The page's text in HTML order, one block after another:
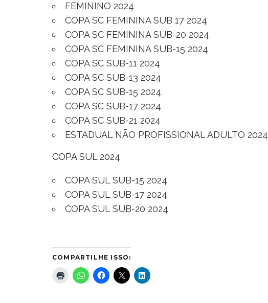
FEMININO 2024
COPA SC FEMININA SUB 17 2024
COPA SC FEMININA SUB-20 2024
COPA SC FEMININA SUB-15 2024
COPA SC SUB-11 2024
COPA SC SUB-13 2024
COPA SC SUB-15 2024
COPA SC SUB-17 2024
COPA SC SUB-21 2024
ESTADUAL NÃO PROFISSIONAL ADULTO 2024
COPA SUL 2024
COPA SUL SUB-15 2024
COPA SUL SUB-17 2024
COPA SUL SUB-20 2024
COMPARTILHE ISSO: